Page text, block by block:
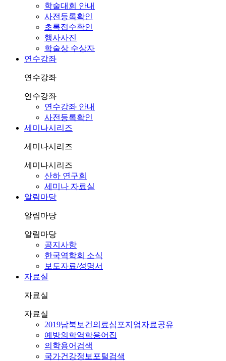
학술대회 안내
사전등록확인
초록접수확인
행사사진
학술상 수상자
연수강좌
연수강좌
연수강좌
연수강좌 안내
사전등록확인
세미나시리즈
세미나시리즈
세미나시리즈
산하 연구회
세미나 자료실
알림마당
알림마당
알림마당
공지사항
한국역학회 소식
보도자료/성명서
자료실
자료실
자료실
2019남북보건의료심포지엄자료공유
예방의학역학용어집
의학용어검색
국가건강정보포털검색